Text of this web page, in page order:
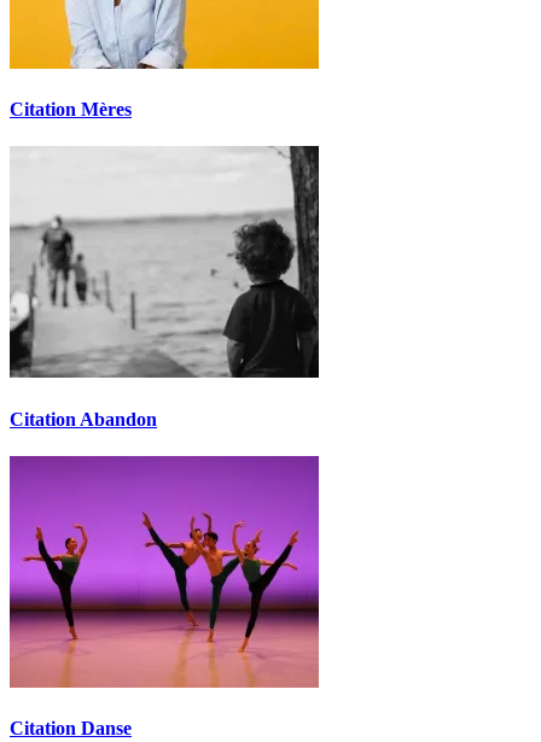
Citation Mères
Citation Abandon
Citation Danse